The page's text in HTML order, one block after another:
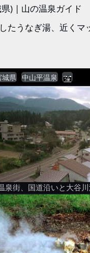
) | 山の温泉ガイド
たうなぎ湯、近くマ
城県 中山平温泉
泉街、国道沿いと大谷川